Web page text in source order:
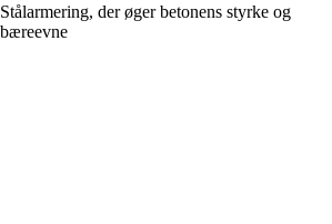
Stålarmering, der øger betonens styrke og
bæreevne